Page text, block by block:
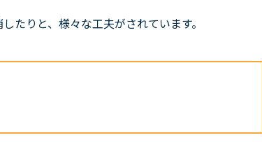
たりと、様々な工夫がされています。